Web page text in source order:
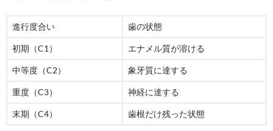
進行度合い 歯の状態
初期（C1） エナメル質が溶ける
中等度（C2） 象牙質に達する
重度（C3） 神経に達する
末期（C4） 歯根だけ残った状態